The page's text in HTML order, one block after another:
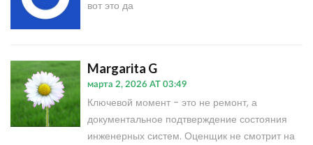
вот это да
Margarita G
марта 2, 2026 AT 03:49
Ключевой момент - это не ремонт, а
документальное подтверждение состояния
инженерных систем. Оценщик не смотрит на